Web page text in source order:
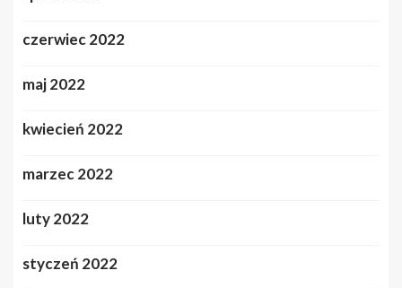
czerwiec 2022
maj 2022
kwiecień 2022
marzec 2022
luty 2022
styczeń 2022